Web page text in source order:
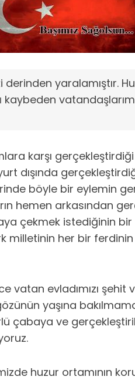
derinden
karşı
böyle bir eylemin
hemen arkasından
çekmek istediğinin
milletinin her bir
vatan evladımızı
yaşına
çabaya ve
huzur ortamının